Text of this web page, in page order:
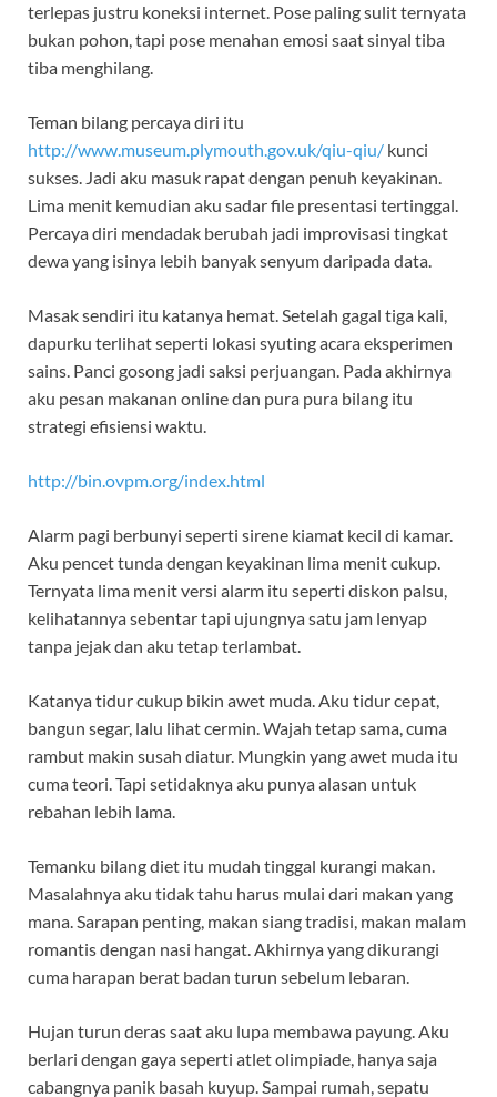
terlepas justru koneksi internet. Pose paling sulit ternyata
bukan pohon, tapi pose menahan emosi saat sinyal tiba
tiba menghilang.
Teman bilang percaya diri itu
http://www.museum.plymouth.gov.uk/qiu-qiu/ kunci
sukses. Jadi aku masuk rapat dengan penuh keyakinan.
Lima menit kemudian aku sadar file presentasi tertinggal.
Percaya diri mendadak berubah jadi improvisasi tingkat
dewa yang isinya lebih banyak senyum daripada data.
Masak sendiri itu katanya hemat. Setelah gagal tiga kali,
dapurku terlihat seperti lokasi syuting acara eksperimen
sains. Panci gosong jadi saksi perjuangan. Pada akhirnya
aku pesan makanan online dan pura pura bilang itu
strategi efisiensi waktu.
http://bin.ovpm.org/index.html
Alarm pagi berbunyi seperti sirene kiamat kecil di kamar.
Aku pencet tunda dengan keyakinan lima menit cukup.
Ternyata lima menit versi alarm itu seperti diskon palsu,
kelihatannya sebentar tapi ujungnya satu jam lenyap
tanpa jejak dan aku tetap terlambat.
Katanya tidur cukup bikin awet muda. Aku tidur cepat,
bangun segar, lalu lihat cermin. Wajah tetap sama, cuma
rambut makin susah diatur. Mungkin yang awet muda itu
cuma teori. Tapi setidaknya aku punya alasan untuk
rebahan lebih lama.
Temanku bilang diet itu mudah tinggal kurangi makan.
Masalahnya aku tidak tahu harus mulai dari makan yang
mana. Sarapan penting, makan siang tradisi, makan malam
romantis dengan nasi hangat. Akhirnya yang dikurangi
cuma harapan berat badan turun sebelum lebaran.
Hujan turun deras saat aku lupa membawa payung. Aku
berlari dengan gaya seperti atlet olimpiade, hanya saja
cabangnya panik basah kuyup. Sampai rumah, sepatu